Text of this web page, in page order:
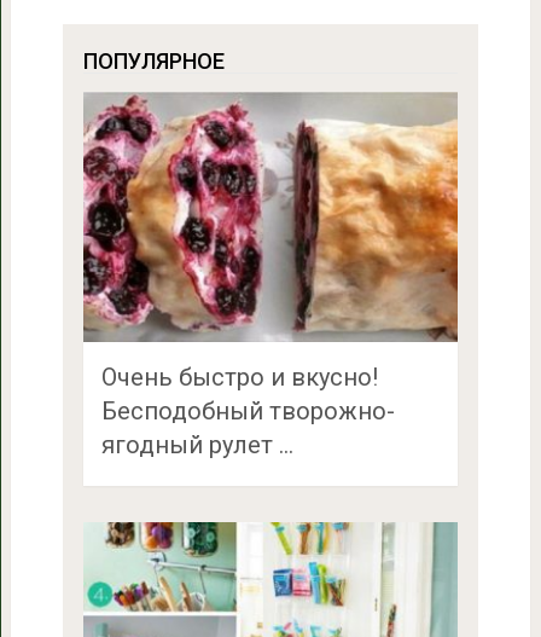
ПОПУЛЯРНОЕ
Очень быстро и вкусно!
Бесподобный творожно-
ягодный рулет …